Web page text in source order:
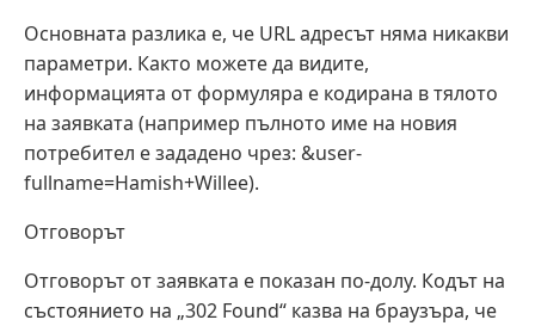
Основната разлика е, че URL адресът няма никакви
параметри. Както можете да видите,
информацията от формуляра е кодирана в тялото
на заявката (например пълното име на новия
потребител е зададено чрез: &user-
fullname=Hamish+Willee).
Отговорът
Отговорът от заявката е показан по-долу. Кодът на
състоянието на „302 Found“ казва на браузъра, че